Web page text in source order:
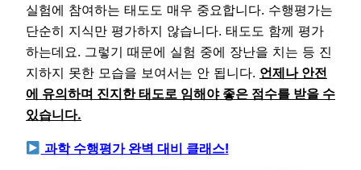
실험에 참여하는 태도도 매우 중요합니다. 수행평가는
단순히 지식만 평가하지 않습니다. 태도도 함께 평가
하는데요. 그렇기 때문에 실험 중에 장난을 치는 등 진
지하지 못한 모습을 보여서는 안 됩니다. 언제나 안전
에 유의하며 진지한 태도로 임해야 좋은 점수를 받을 수
있습니다.
과학 수행평가 완벽 대비 클래스!